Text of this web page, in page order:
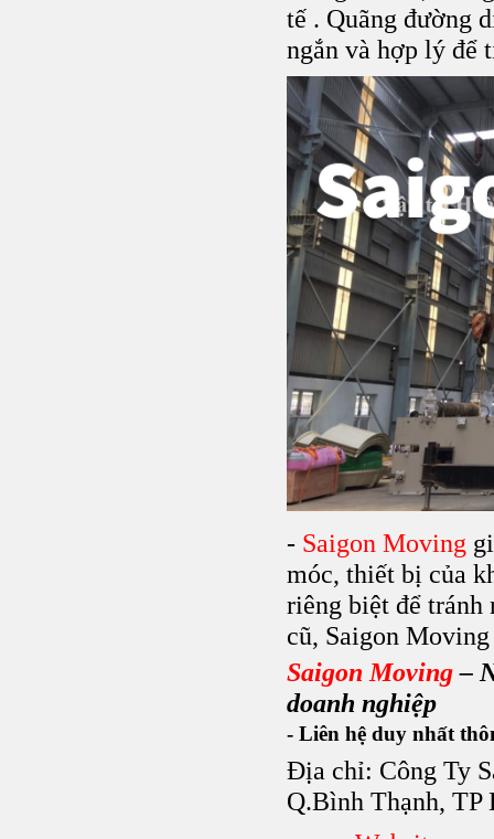
tế . Quãng đường
ngắn và hợp lý để
- Saigon Moving
móc, thiết bị của
riêng biệt để tránh
cũ, Saigon Moving
Saigon Moving–
doanh nghiệp
- Liên hệ duy nhất
Địa chỉ: Công Ty
Q.Bình Thạnh, TP